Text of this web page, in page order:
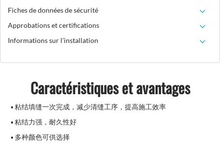
Fiches de données de sécurité
Approbations et certifications
Informations sur l’installation
Caractéristiques et avantages
▪ 粘结填缝一次完成，减少清缝工序，提高施工效率
▪ 粘结力强，耐久性好
▪ 多种颜色可供选择